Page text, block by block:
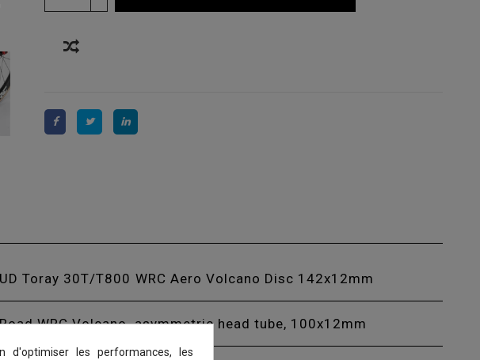
Toray 30T/T800 WRC Aero Volcano Disc 142x12mm
WRC Volcano, asymmetric head tube, 100x12mm
d'optimiser les performances, les